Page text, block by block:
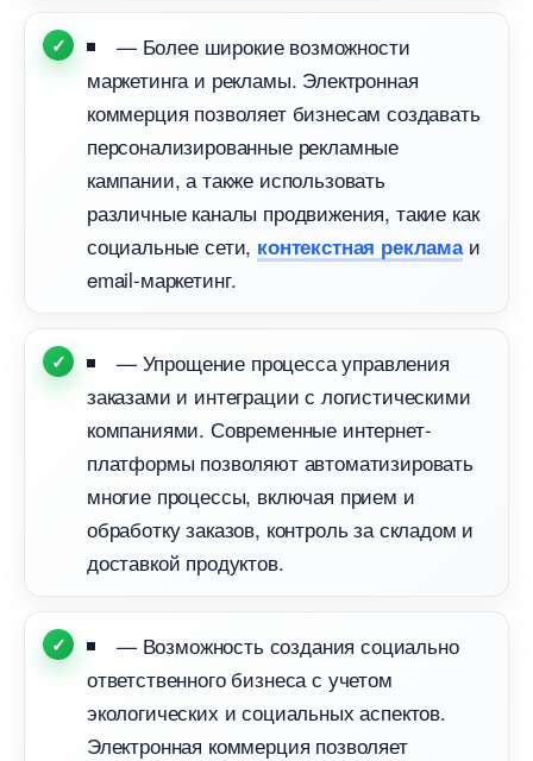
— Более широкие возможности
маркетинга и рекламы. Электронная
коммерция позволяет бизнесам создавать
персонализированные рекламные
кампании, а также использовать
различные каналы продвижения, такие как
социальные сети, контекстная рекламаи
email-маркетинг.
— Упрощение процесса управления
заказами и интеграции с логистическими
компаниями. Современные интернет-
платформы позволяют автоматизировать
многие процессы, включая прием и
обработку заказов, контроль за складом и
доставкой продуктов.
— Возможность создания социально
ответственного бизнеса с учетом
экологических и социальных аспектов.
Электронная коммерция позволяет